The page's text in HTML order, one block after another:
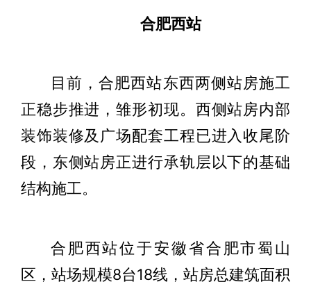
合肥西站
目前，合肥西站东西两侧站房施工
正稳步推进，雏形初现。西侧站房内部
装饰装修及广场配套工程已进入收尾阶
段，东侧站房正进行承轨层以下的基础
结构施工。
合肥西站位于安徽省合肥市蜀山
区，站场规模8台18线，站房总建筑面积